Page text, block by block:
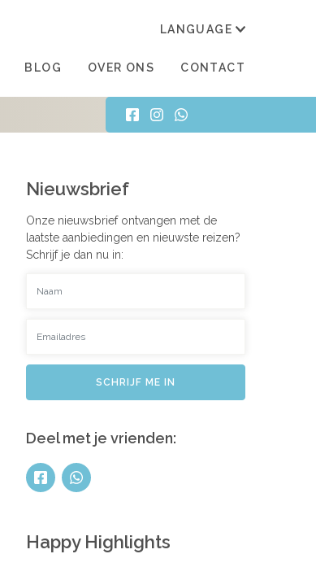
BLOG OVER ONS CONTACT
LANGUAGE
Nieuwsbrief
Onze nieuwsbrief ontvangen met de
laatste aanbiedingen en nieuwste reizen?
Schrijf je dan nu in:
SCHRIJF ME IN
Deel met je vrienden:
Happy Highlights